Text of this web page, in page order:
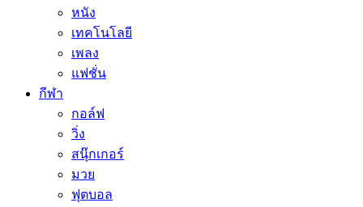
หนัง
เทคโนโลยี
เพลง
แฟชั่น
กีฬา
กอล์ฟ
วิ่ง
สนุ๊กเกอร์
มวย
ฟุตบอล